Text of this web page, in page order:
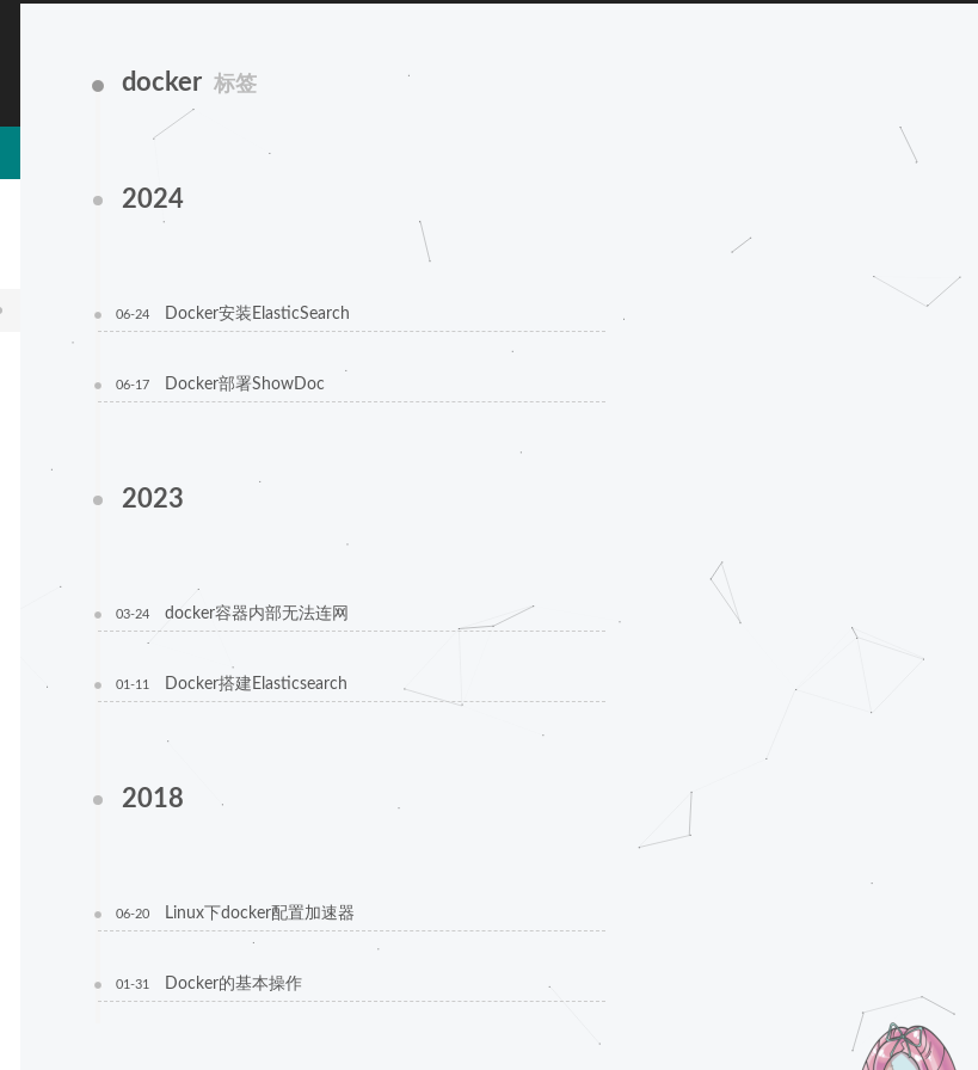
docker 标签
2024
06-24 Docker安装ElasticSearch
06-17 Docker部署ShowDoc
2023
03-24 docker容器内部无法连网
01-11 Docker搭建Elasticsearch
2018
06-20 Linux下docker配置加速器
01-31 Docker的基本操作